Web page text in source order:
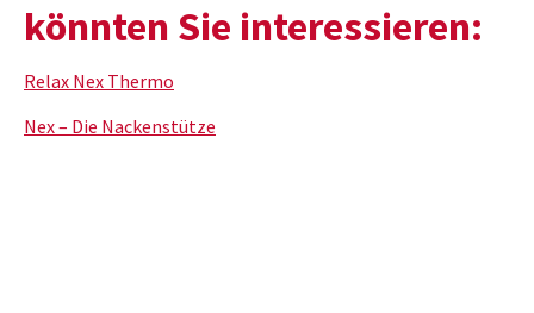
könnten Sie interessieren:
Relax Nex Thermo
Nex – Die Nackenstütze